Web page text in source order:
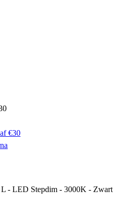
€30
- LED Stepdim - 3000K - Zwart